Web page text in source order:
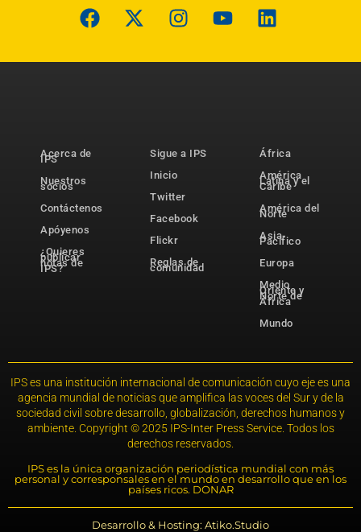
Acerca de
IPS
Nuestros
socios
Contáctenos
Apóyenos
¿Quieres
publicar
notas de
IPS?
Sigue a IPS
Inicio
Twitter
Facebook
Flickr
Reglas de
comunidad
África
América
Latina y el
Caribe
América del
Norte
Asia-
Pacífico
Europa
Medio
Oriente y
Norte de
África
Mundo
IPS es una institución internacional de comunicación cuyo eje es una
agencia mundial de noticias que amplifica las voces del Sur y de la
sociedad civil sobre desarrollo, globalización, derechos humanos y
ambiente. Copyright © 2025 IPS-Inter Press Service. Todos los
derechos reservados.
IPS es la única organización periodística mundial con más
personal y corresponsales en el mundo en desarrollo que en los
países ricos. DONAR
Desarrollo & Hosting: Atiko.Studio